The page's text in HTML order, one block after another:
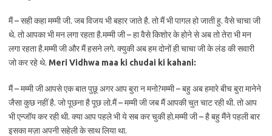
मैं – सही कहा मम्मी जी. जब विजय भी बहार जाते है. तो मैं भी पागल हो जाती हु. वैसे चाचा जी
थे. तो आपका भी मन लगा रहता है.मम्मी जी – हा वैसे किशोर के होने से अब तो तेरा भी मन
लगा रहता है.मम्मी जी और मैं हसने लगे. क्युकी अब हम दोनों ही चाचा जी के लंड की सवारी
जो कर रहे थे. MeriVidhwa maa ki chudai ki kahani:
मैं – मम्मी जी आपसे एक बात पुछू अगर आप बुरा न मनो?मम्मी – बहु अब हमारे बीच बुरा मानेने
जैसा कुछ नहीं है. जो पूछना है पूछ लो.मैं – मम्मी जी जब मैं आपकी चुत चाट रही थी. तो आप
भी एन्जॉय कर रही थी. क्या आप पहले भी ये सब कर चुकी हो.मम्मी जी – है बहु मैंने पहली बार
इसका मज़ा अपनी सहेली के साथ लिया था.